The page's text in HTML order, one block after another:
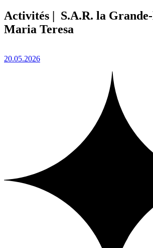
Activités | S.A.R. la Grande-
Maria Teresa
20.05.2026